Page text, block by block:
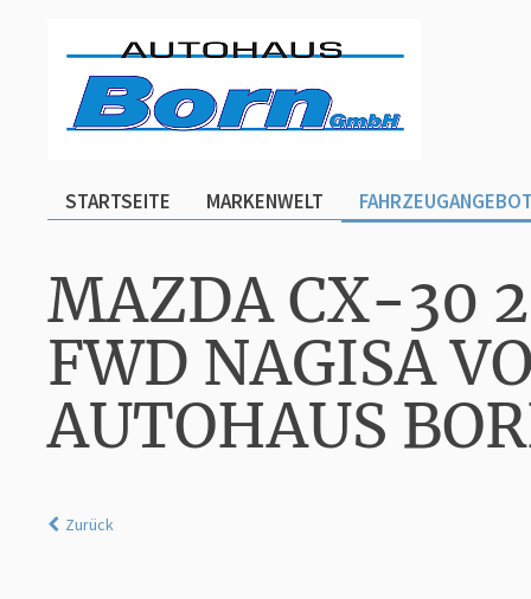
STARTSEITE MARKENWELT
MAZDA CX-30
FWD NAGISA
AUTOHAUS
Zurück